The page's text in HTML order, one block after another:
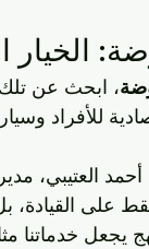
الخيار
للأفراد
على القيادة،
30%". هذا النهج